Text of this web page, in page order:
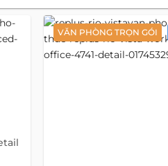
VĂN PHÒNG TRỌN GÓI